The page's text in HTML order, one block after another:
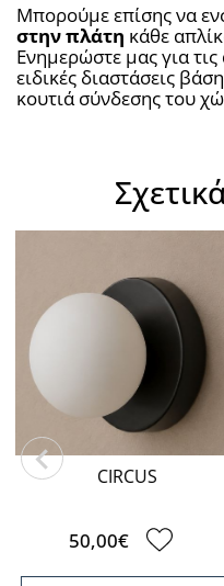
Μπορούμε επίσης να
στην πλάτη κάθε
Ενημερώστε μας για
ειδικές διαστάσεις
κουτιά σύνδεσης του
CIRCUS
50,00€